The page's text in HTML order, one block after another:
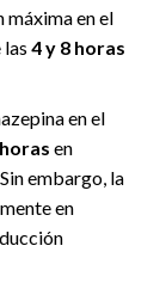
en el
4 y 8 horas
en el
en
embargo, la
en